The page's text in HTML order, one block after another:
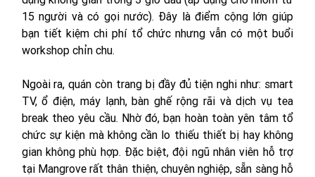
15 người và có gọi nước). Đây là điểm cộng lớn giúp
bạn tiết kiệm chi phí tổ chức nhưng vẫn có một buổi
workshop chỉn chu.
Ngoài ra, quán còn trang bị đầy đủ tiện nghi như: smart
TV, ổ điện, máy lạnh, bàn ghế rộng rãi và dịch vụ tea
break theo yêu cầu. Nhờ đó, bạn hoàn toàn yên tâm tổ
chức sự kiện mà không cần lo thiếu thiết bị hay không
gian không phù hợp. Đặc biệt, đội ngũ nhân viên hỗ trợ
tại Mangrove rất thân thiện, chuyên nghiệp, sẵn sàng hỗ